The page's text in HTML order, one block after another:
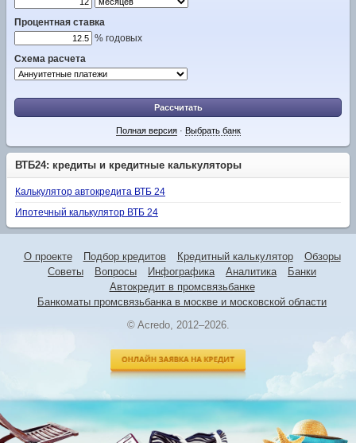
Процентная ставка
% годовых
Схема расчета
Рассчитать
Полная версия· Выбрать банк
ВТБ24: кредиты и кредитные калькуляторы
Калькулятор автокредита ВТБ 24
Ипотечный калькулятор ВТБ 24
О проекте Подбор кредитов Кредитный калькулятор
Обзоры
Советы
Вопросы Инфографика Аналитика
Банки
Автокредит в промсвязьбанке
Банкоматы промсвязьбанка в москве и московской области
© Acredo, 2012–2026.